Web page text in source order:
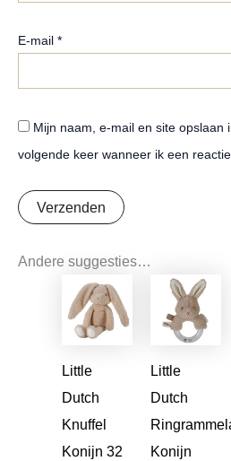
E-mail *
Mijn naam, e-mail en site opslaan
volgende keer wanneer ik een reactie
Andere suggesties…
Little
Dutch
Knuffel
Konijn 32
Oorspronkelijke
prijs
was:
€12,99.
Huidige
prijs
is:
€10,99.
Little
Dutch
Konijn
prijs
was:
€9,99.